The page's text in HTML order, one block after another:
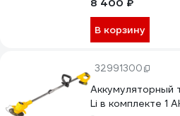
8 400 ₽
В корзину
32991300
Li в комплекте 1